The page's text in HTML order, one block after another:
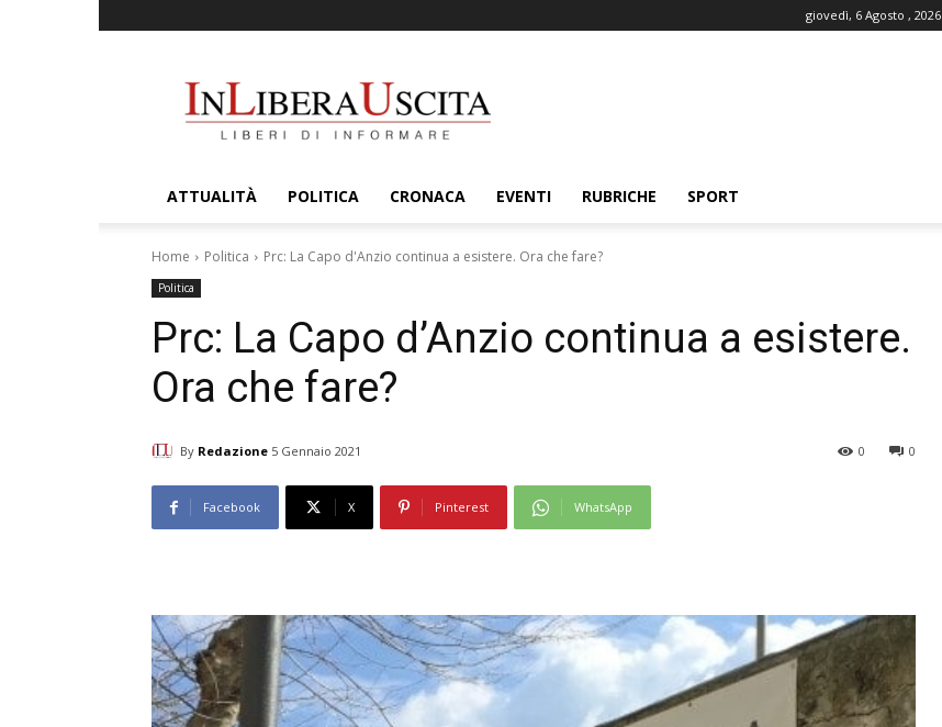
giovedì, 6 Agosto , 2026
ATTUALITÀ POLITICA CRONACA EVENTI RUBRICHE SPORT
Home Politica Prc: La Capo d'Anzio continua a esistere. Ora che fare?
Politica
Prc: La Capo d’Anzio continua a esistere.
Ora che fare?
By Redazione 5 Gennaio 2021 0
0
Facebook X Pinterest WhatsApp